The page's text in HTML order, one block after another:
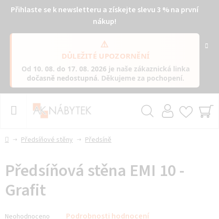
Přihlaste se k newsletteru a získejte slevu 3 % na první
nákup!
⚠️
DŮLEŽITÉ UPOZORNĚNÍ
Od 10. 08. do 17. 08. 2026 je naše zákaznická linka
dočasně nedostupná. Děkujeme za pochopení.
DomůPředsíňové stěny Předsíně
Předsíňová stěna EMI 10 -
Grafit
Neohodnoceno Podrobnosti hodnocení